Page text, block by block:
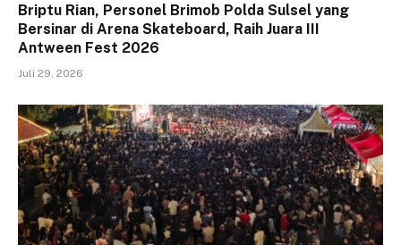
Briptu Rian, Personel Brimob Polda Sulsel yang
Bersinar di Arena Skateboard, Raih Juara III
Antween Fest 2026
Juli 29, 2026